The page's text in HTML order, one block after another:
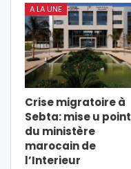
A LA UNE
Crise migratoire à
Sebta: mise u point
du ministère
marocain de
l’Interieur